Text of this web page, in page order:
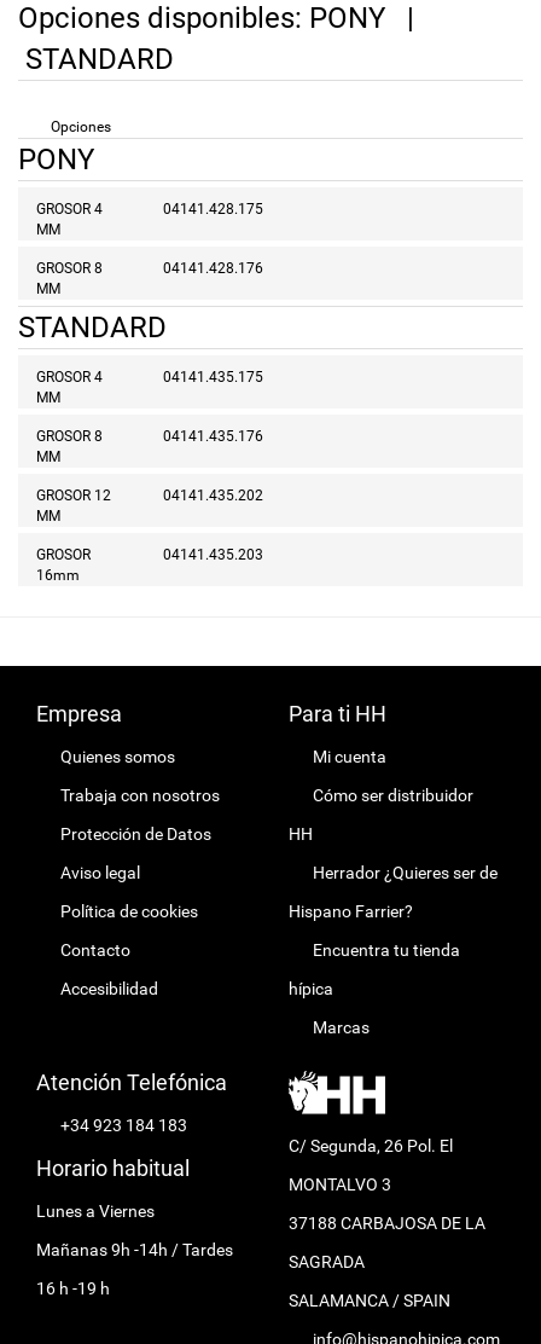
Opciones disponibles: PONY |
STANDARD
Opciones
PONY
GROSOR 4
MM
04141.428.175
GROSOR 8
MM
04141.428.176
STANDARD
GROSOR 4
MM
04141.435.175
GROSOR 8
MM
04141.435.176
GROSOR 12
MM
04141.435.202
GROSOR
16mm
04141.435.203
Empresa
Quienes somos
Trabaja con nosotros
Protección de Datos
Aviso legal
Política de cookies
Contacto
Accesibilidad
Para ti HH
Mi cuenta
Cómo ser distribuidor
HH
Herrador ¿Quieres ser de
Hispano Farrier?
Encuentra tu tienda
hípica
Marcas
Atención Telefónica
+34 923 184 183
Horario habitual
Lunes a Viernes
Mañanas 9h -14h / Tardes
16 h -19 h
C/ Segunda, 26 Pol. El
MONTALVO 3
37188 CARBAJOSA DE LA
SAGRADA
SALAMANCA / SPAIN
info@hispanohipica.com